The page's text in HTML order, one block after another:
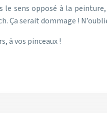
opposé à la
serait dommage !
à vos pinceaux !